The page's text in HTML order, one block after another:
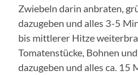
Zwiebeln darin anbraten,
dazugeben und alles 3-5
bis mittlerer Hitze
Tomatenstücke, Bohnen
dazugeben und alles ca. 15